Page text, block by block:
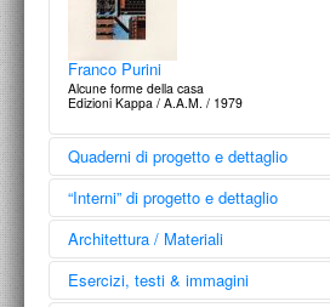
Franco Purini
Alcune forme della casa
Edizioni Kappa / A.A.M. / 1979
Quaderni di progetto e dettaglio
“Interni” di progetto e dettaglio
Architettura / Materiali
Esercizi, testi & immagini